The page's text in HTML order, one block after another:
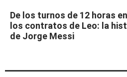
De los turnos de 12 horas
los contratos de Leo: la
de Jorge Messi